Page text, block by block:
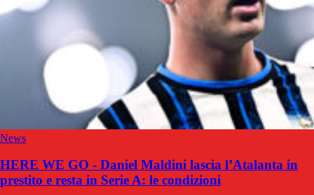
News
HERE WE GO - Daniel Maldini lascia l’Atalanta in
prestito e resta in Serie A: le condizioni